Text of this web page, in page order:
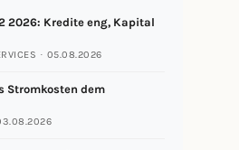
2026: Kredite eng, Kapital
· 05.08.2026
Stromkosten dem